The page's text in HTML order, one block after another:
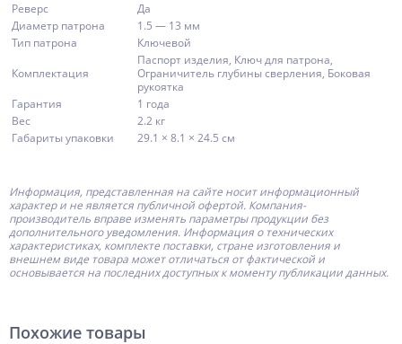
Реверс
Да
Диаметр патрона
1.5 — 13 мм
Тип патрона
Ключевой
Комплектация
Паспорт изделия, Ключ для патрона,
Ограничитель глубины сверления, Боковая
рукоятка
Гарантия
1 года
Вес
2.2 кг
Габариты упаковки
29.1 × 8.1 × 24.5 см
Информация, представленная на сайте носит информационный
характер и не является публичной офертой. Компания-
производитель вправе изменять параметры продукции без
дополнительного уведомления. Информация о технических
характеристиках, комплекте поставки, стране изготовления и
внешнем виде товара может отличаться от фактической и
основывается на последних доступных к моменту публикации данных.
Похожие товары